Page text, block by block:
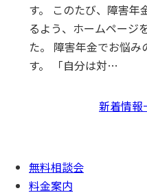
す。 このたび、障害年
るよう、ホームページ
た。 障害年⾦でお悩
す。 「⾃分は対…
新着情報
無料相談会
料金案内